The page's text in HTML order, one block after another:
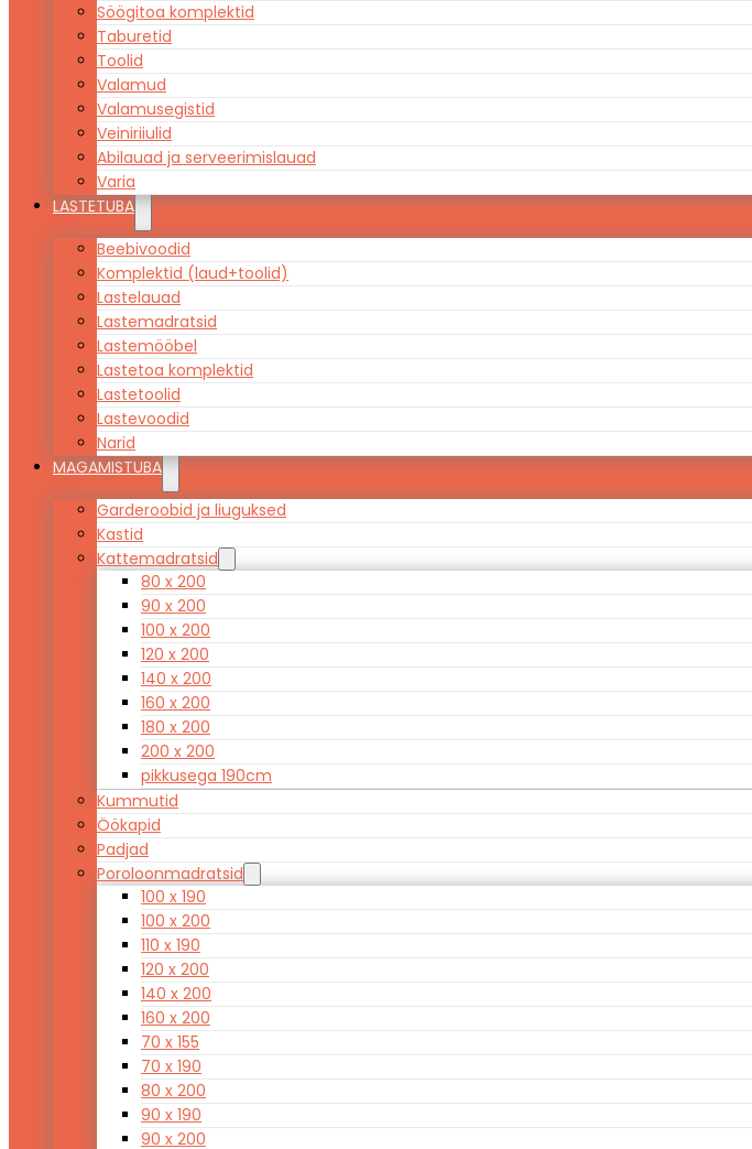
Söögitoa komplektid
Taburetid
Toolid
Valamud
Valamusegistid
Veiniriiulid
Abilauad ja serveerimislauad
Varia
LASTETUBA
Beebivoodid
Komplektid (laud+toolid)
Lastelauad
Lastemadratsid
Lastemööbel
Lastetoa komplektid
Lastetoolid
Lastevoodid
Narid
MAGAMISTUBA
Garderoobid ja liuguksed
Kastid
Kattemadratsid
80 x 200
90 x 200
100 x 200
120 x 200
140 x 200
160 x 200
180 x 200
200 x 200
pikkusega 190cm
Kummutid
Öökapid
Padjad
Poroloonmadratsid
100 x 190
100 x 200
110 x 190
120 x 200
140 x 200
160 x 200
70 x 155
70 x 190
80 x 200
90 x 190
90 x 200